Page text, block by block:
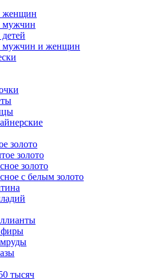
женщин
мужчин
мужчин и женщин
золото
золото
золото
с белым золото
тысяч